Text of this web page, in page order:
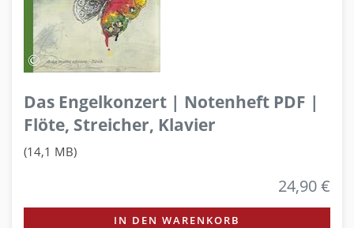
Das Engelkonzert | Notenheft PDF |
Flöte, Streicher, Klavier
(14,1 MB)
24,90 €
IN DEN WARENKORB